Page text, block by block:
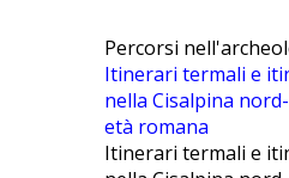
Percorsi
Itinerari termali e
nella Cisalpina
età romana
Itinerari termali e